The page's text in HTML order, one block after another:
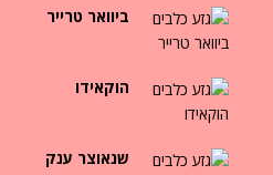
ביוואר טרייר
הוקאידו
שנאוצר ענק